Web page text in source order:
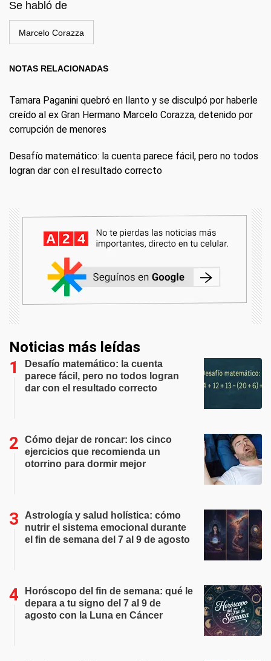
Se habló de
Marcelo Corazza
NOTAS RELACIONADAS
Tamara Paganini quebró en llanto y se disculpó por haberle
creído al ex Gran Hermano Marcelo Corazza, detenido por
corrupción de menores
Desafío matemático: la cuenta parece fácil, pero no todos
logran dar con el resultado correcto
Noticias más leídas
Desafío matemático: la cuenta
parece fácil, pero no todos logran
dar con el resultado correcto
Cómo dejar de roncar: los cinco
ejercicios que recomienda un
otorrino para dormir mejor
Astrología y salud holística: cómo
nutrir el sistema emocional durante
el fin de semana del 7 al 9 de agosto
Horóscopo del fin de semana: qué le
depara a tu signo del 7 al 9 de
agosto con la Luna en Cáncer